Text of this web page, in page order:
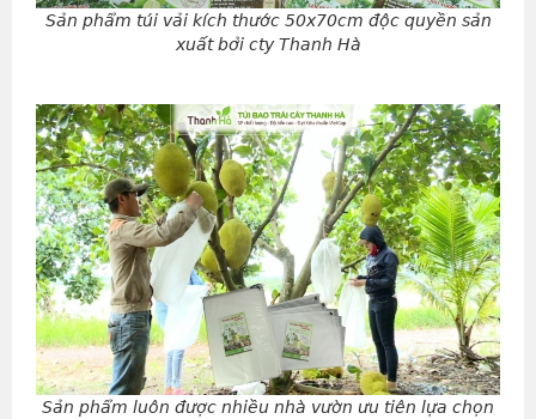
Sản phẩm túi vải kích thước 50x70cm độc quyền sản
xuất bởi cty Thanh Hà
Sản phẩm luôn được nhiều nhà vườn ưu tiên lựa chọn